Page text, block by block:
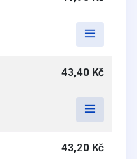
43,40 Kč
43,20 Kč